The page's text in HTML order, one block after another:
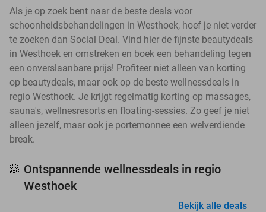
Als je op zoek bent naar de beste deals voor
schoonheidsbehandelingen in Westhoek, hoef je niet verder
te zoeken dan Social Deal. Vind hier de fijnste beautydeals
in Westhoek en omstreken en boek een behandeling tegen
een onverslaanbare prijs! Profiteer niet alleen van korting
op beautydeals, maar ook op de beste wellnessdeals in
regio Westhoek. Je krijgt regelmatig korting op massages,
sauna's, wellnesresorts en floating-sessies. Zo geef je niet
alleen jezelf, maar ook je portemonnee een welverdiende
break.
🧖 Ontspannende wellnessdeals in regio
Westhoek
Bekijk alle deals